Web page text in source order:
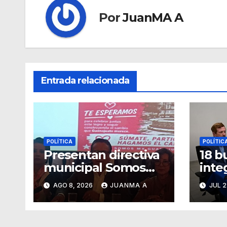
PorJuanMA A
Entrada relacionada
POLÍTICA
Presentan directiva
municipal Somos
México de
Guanajuato
AGO 8, 2026 JUANMA A
18
JUL